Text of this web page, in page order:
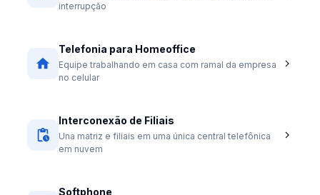
interrupção
Telefonia para Homeoffice
Equipe trabalhando em casa com ramal da empresa
no celular
Interconexão de Filiais
Una matriz e filiais em uma única central telefônica
em nuvem
Softphone